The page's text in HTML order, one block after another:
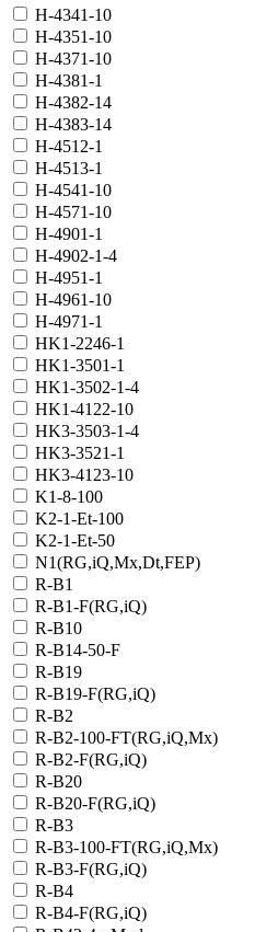
H-4341-10
H-4351-10
H-4371-10
H-4381-1
H-4382-14
H-4383-14
H-4512-1
H-4513-1
H-4541-10
H-4571-10
H-4901-1
H-4902-1-4
H-4951-1
H-4961-10
H-4971-1
HK1-2246-1
HK1-3501-1
HK1-3502-1-4
HK1-4122-10
HK3-3503-1-4
HK3-3521-1
HK3-4123-10
K1-8-100
K2-1-Et-100
K2-1-Et-50
N1(RG,iQ,Mx,Dt,FEP)
R-B1
R-B1-F(RG,iQ)
R-B10
R-B14-50-F
R-B19
R-B19-F(RG,iQ)
R-B2
R-B2-100-FT(RG,iQ,Mx)
R-B2-F(RG,iQ)
R-B20
R-B20-F(RG,iQ)
R-B3
R-B3-100-FT(RG,iQ,Mx)
R-B3-F(RG,iQ)
R-B4
R-B4-F(RG,iQ)